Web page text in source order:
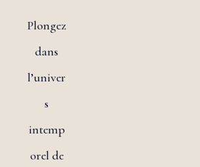
Plongez
dans
l’univer
s
intemp
orel de